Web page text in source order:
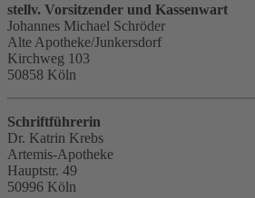
stellv. Vorsitzender und Kassenwart
Johannes Michael Schröder
Alte Apotheke/Junkersdorf
Kirchweg 103
50858 Köln
Schriftführerin
Dr. Katrin Krebs
Artemis-Apotheke
Hauptstr. 49
50996 Köln